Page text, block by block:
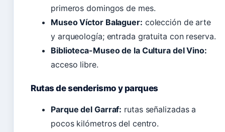
primeros domingos de mes.
Museo Víctor Balaguer: colección de arte
y arqueología; entrada gratuita con reserva.
Biblioteca-Museo de la Cultura del Vino:
acceso libre.
Rutas de senderismo y parques
Parque del Garraf: rutas señalizadas a
pocos kilómetros del centro.